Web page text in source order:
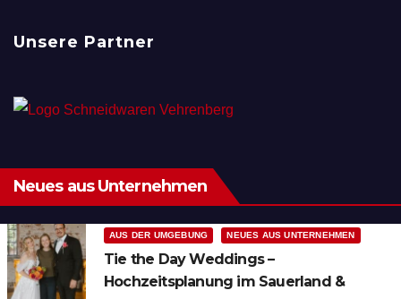
Unsere Partner
Neues aus Unternehmen
AUS DER UMGEBUNG NEUES AUS UNTERNEHMEN
Tie the Day Weddings –
Hochzeitsplanung im Sauerland &